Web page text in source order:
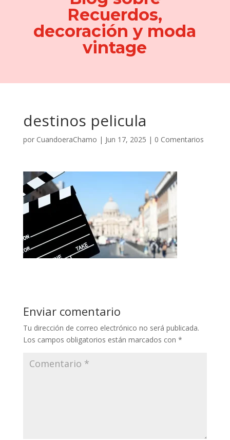
Recuerdos,
decoración y moda
vintage
destinos pelicula
por CuandoeraChamo | Jun 17, 2025 | 0 Comentarios
Enviar comentario
Tu dirección de correo electrónico no será publicada.
Los campos obligatorios están marcados con *